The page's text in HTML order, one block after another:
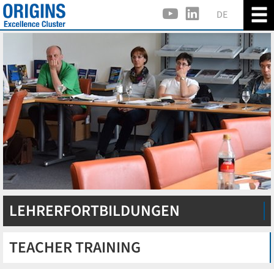
DE
LEHRERFORTBILDUNGEN
TEACHER TRAINING